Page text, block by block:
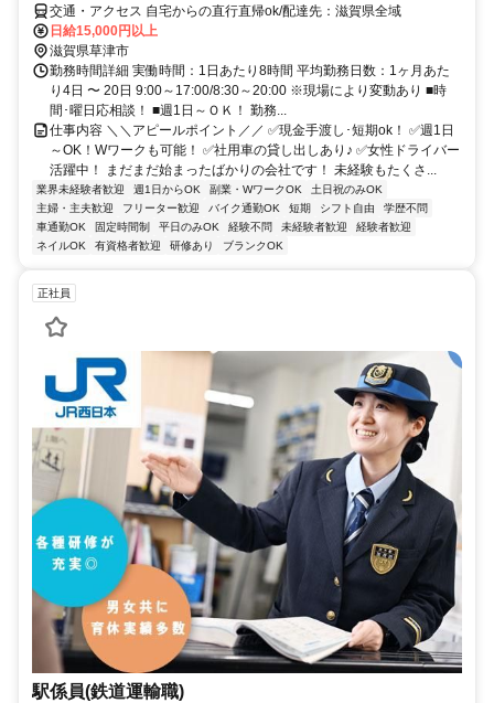
交通・アクセス 自宅からの直行直帰ok/配達先：滋賀県全域
日給15,000円以上
滋賀県草津市
勤務時間詳細 実働時間：1日あたり8時間 平均勤務日数：1ヶ月あた
り4日 〜 20日 9:00～17:00/8:30～20:00 ※現場により変動あり ■時
間･曜日応相談！ ■週1日～ＯＫ！ 勤務...
仕事内容 ＼＼アピールポイント／／ ✅現金手渡し･短期ok！ ✅週1日
～OK！Wワークも可能！ ✅社用車の貸し出しあり♪ ✅女性ドライバー
活躍中！ まだまだ始まったばかりの会社です！ 未経験もたくさ...
業界未経験者歓迎 週1日からOK 副業・WワークOK
土日祝のみOK
主婦・主夫歓迎
フリーター歓迎 バイク通勤OK 短期 シフト自由
学歴不問
車通勤OK
固定時間制 平日のみOK 経験不問 未経験者歓迎
経験者歓迎
ネイルOK
有資格者歓迎 研修あり ブランクOK
正社員
駅係員(鉄道運輸職)